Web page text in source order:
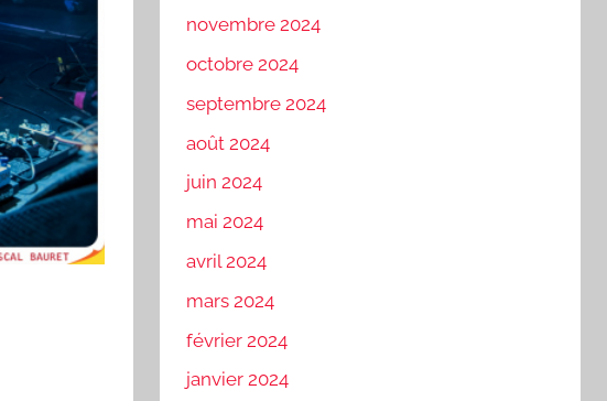
novembre 2024
octobre 2024
septembre 2024
août 2024
juin 2024
mai 2024
avril 2024
mars 2024
février 2024
janvier 2024